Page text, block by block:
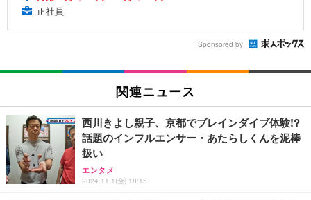
正社員
Sponsored by
関連ニュース
西川きよし親子、京都でブレインダイブ体験!?
話題のインフルエンサー・あたらしくんを泥棒
扱い
エンタメ
2024.11.1(金) 18:15